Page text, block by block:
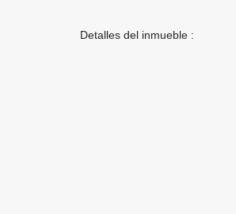
Detalles del inmueble :